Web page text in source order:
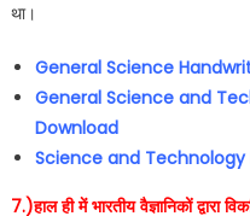
था।
General Science
General Science and
Download
Science and Technology
7.)हाल ही में भारतीय वैज्ञानिकों